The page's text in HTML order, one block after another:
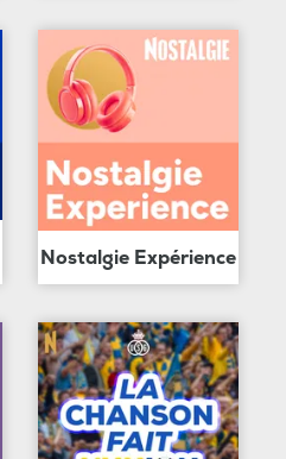
Nostalgie Expérience